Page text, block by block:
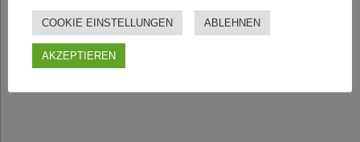
COOKIE EINSTELLUNGEN ABLEHNEN
AKZEPTIEREN